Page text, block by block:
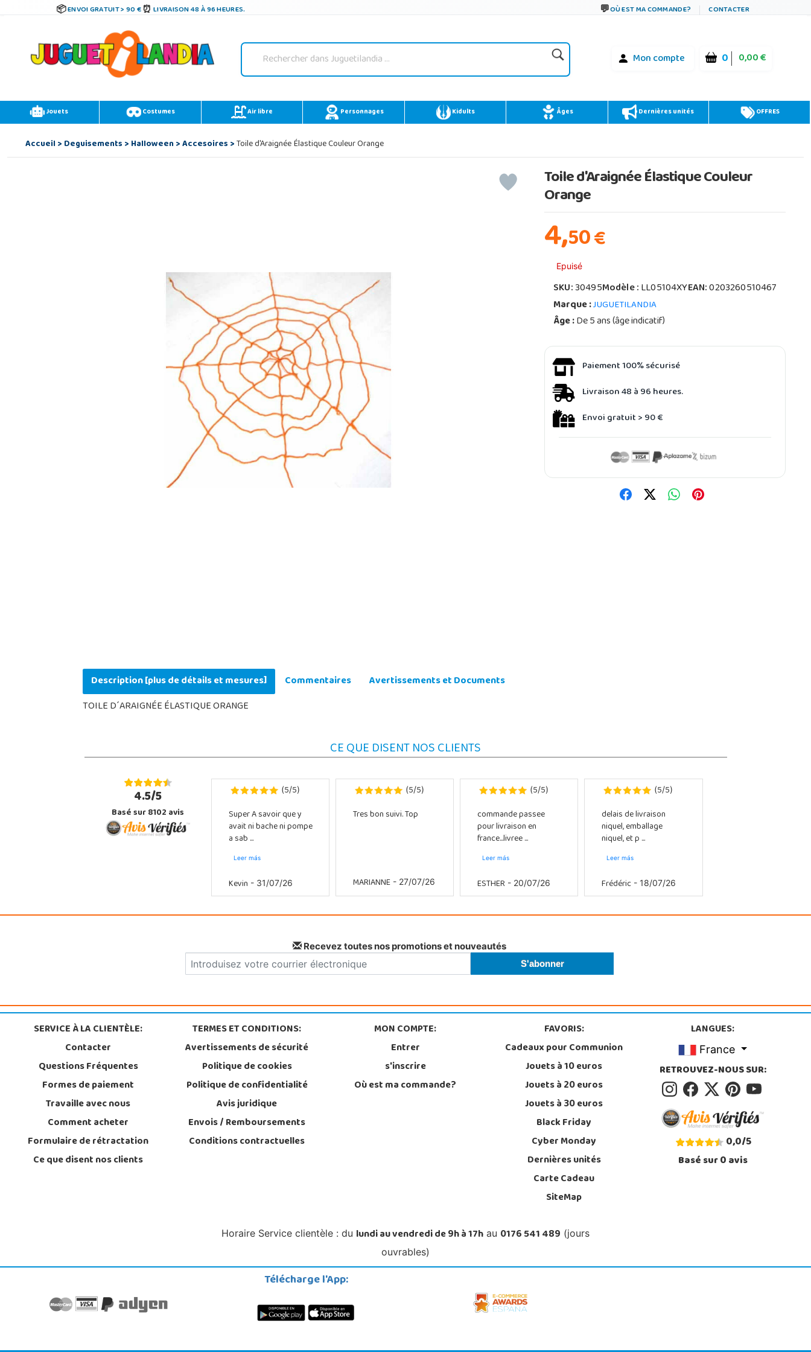
ENVOI GRATUIT > 90 € LIVRAISON 48 À 96 HEURES. OÙ EST MA COMMANDE? CONTACTER
Mon compte 0 0,00 €
Jouets Costumes Air libre Personnages Kidults Âges Dernières unités OFFRES
Accueil>Deguisements>Halloween>Accesoires>Toile d'Araignée Élastique Couleur Orange
Toile d'Araignée Élastique Couleur
Orange
4,50€
Epuisé
SKU:30495Modèle :LL05104XYEAN:0203260510467
Marque :JUGUETILANDIA
Âge :De 5 ans (âge indicatif)
Paiement 100% sécurisé
Livraison 48 à 96 heures.
Envoi gratuit > 90 €
Description [plus de détails et mesures] Commentaires
Avertissements et Documents
TOILE D´ARAIGNÉE ÉLASTIQUE ORANGE
CE QUE DISENT NOS CLIENTS
4.5/5
Basé sur 8102 avis
(5/5)
Super A savoir que y
avait ni bache ni pompe
a sab ...
Leer más
Kevin - 31/07/26
(5/5)
Tres bon suivi. Top
MARIANNE- 27/07/26
(5/5)
commande passee
pour livraison en
france...livree ...
Leer más
ESTHER- 20/07/26
(5/5)
delais de livraison
niquel, emballage
niquel, et p ...
Leer más
Frédéric- 18/07/26
Recevez toutes nos promotions et nouveautés
SERVICE À LA CLIENTÈLE:
Contacter
Questions Fréquentes
Formes de paiement
Travaille avec nous
Comment acheter
Formulaire de rétractation
Ce que disent nos clients
TERMES ET CONDITIONS:
Avertissements de sécurité
Politique de cookies
Politique de confidentialité
Avis juridique
Envois / Remboursements
Conditions contractuelles
MON COMPTE:
Entrer
s'inscrire
Où est ma commande?
FAVORIS:
Cadeaux pour Communion
Jouets à 10 euros
Jouets à 20 euros
Jouets à 30 euros
Black Friday
Cyber Monday
Dernières unités
Carte Cadeau
SiteMap
LANGUES:
France
RETROUVEZ-NOUS SUR:
0,0/5
Basé sur0avis
Horaire Service clientèle : du lundi au vendredi de 9h à 17h au 0176 541 489 (jours
ouvrables)
Télécharge l'App: